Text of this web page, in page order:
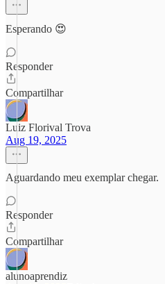
Esperando 😍
Responder
Compartilhar
Luiz Florival Trova
Aug 19, 2025
Aguardando meu exemplar chegar.
Responder
Compartilhar
alunoaprendiz